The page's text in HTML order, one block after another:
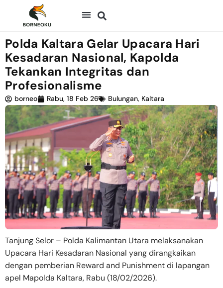
Polda Kaltara Gelar Upacara Hari
Kesadaran Nasional, Kapolda
Tekankan Integritas dan
Profesionalisme
borneo Rabu, 18 Feb 26 Bulungan, Kaltara
Tanjung Selor – Polda Kalimantan Utara melaksanakan
Upacara Hari Kesadaran Nasional yang dirangkaikan
dengan pemberian Reward and Punishment di lapangan
apel Mapolda Kaltara, Rabu (18/02/2026).